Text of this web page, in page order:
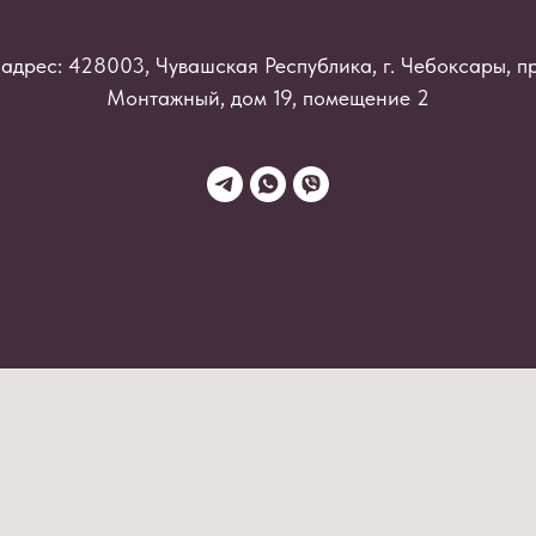
428003, Чувашская Республика, г. Чебоксары,
Монтажный, дом 19, помещение 2